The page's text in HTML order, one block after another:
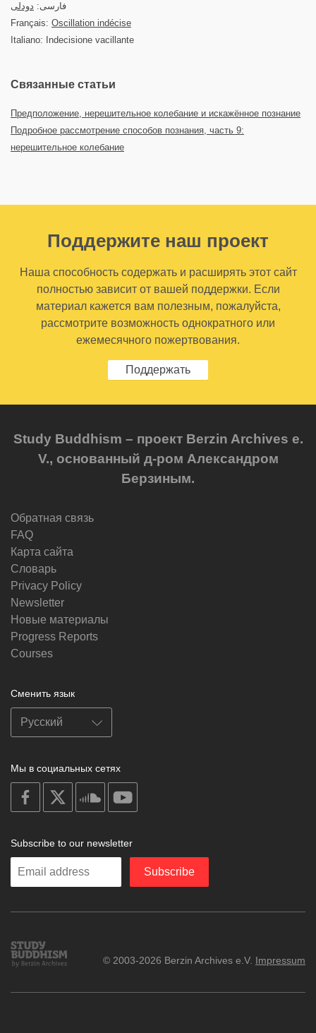
فارسی: دودلی
Français: Oscillation indécise
Italiano: Indecisione vacillante
Связанные статьи
Предположение, нерешительное колебание и искажённое познание
Подробное рассмотрение способов познания, часть 9:
нерешительное колебание
Поддержите наш проект
Наша способность содержать и расширять этот сайт
полностью зависит от вашей поддержки. Если
материал кажется вам полезным, пожалуйста,
рассмотрите возможность однократного или
ежемесячного пожертвования.
Поддержать
Study Buddhism – проект Berzin Archives e.
V., основанный д-ром Александром
Берзиным.
Обратная связь
FAQ
Карта сайта
Словарь
Privacy Policy
Newsletter
Новые материалы
Progress Reports
Courses
Сменить язык
Мы в социальных сетях
on
facebook
soundcloud
Subscribe to our newsletter
Enter
Subscribe
Study
Buddhism
© 2003-2026 Berzin Archives e.V. Impressum